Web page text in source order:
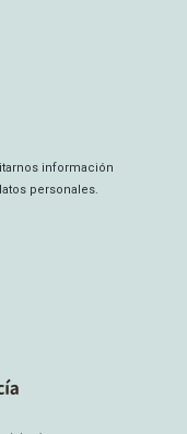
información
personales.